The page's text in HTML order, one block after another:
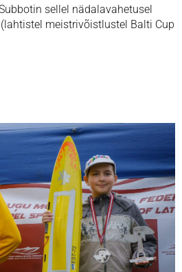
sellel nädalavahetusel
meistrivõistlustel Balti Cup